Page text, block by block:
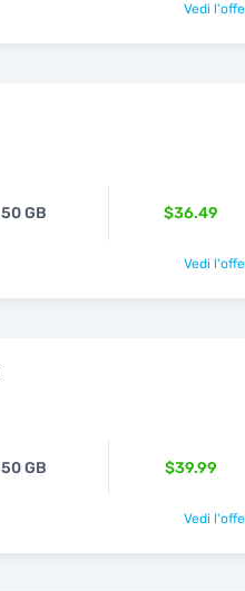
Vedi
50 GB $36.49
Vedi
50 GB $39.99
Vedi